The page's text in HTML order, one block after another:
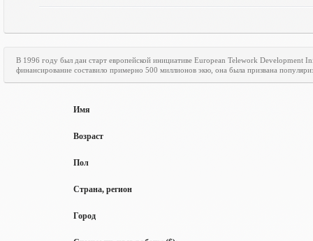
В 1996 году был дан старт европейской инициативе European Telework Development
финансирование составило примерно 500 миллионов экю, она была призвана
Имя
Возраст
Пол
Страна, регион
Город